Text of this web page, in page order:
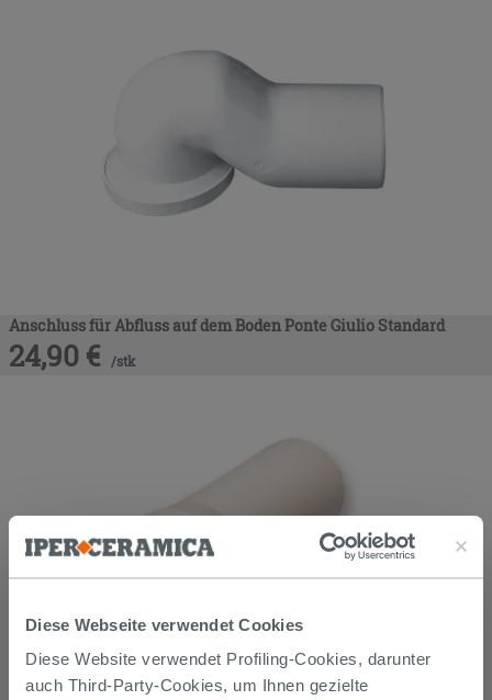
Diese Webseite verwendet Cookies
Diese Website verwendet Profiling-Cookies, darunter
auch Third-Party-Cookies, um Ihnen gezielte
Anschluss für Abfluss auf dem Boden Ponte Giulio Standard
24,90 € /stk